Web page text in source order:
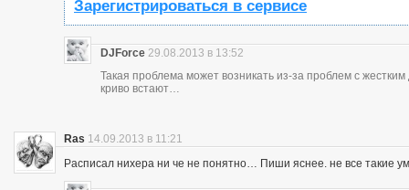
Зарегистрироваться в сервисе
DJForce 29.08.2013 в 13:52
Такая проблема может возникать из-за проблем с
криво встают…
Ras 14.09.2013 в 11:21
Расписал нихера ни че не понятно… Пиши яснее. не все такие